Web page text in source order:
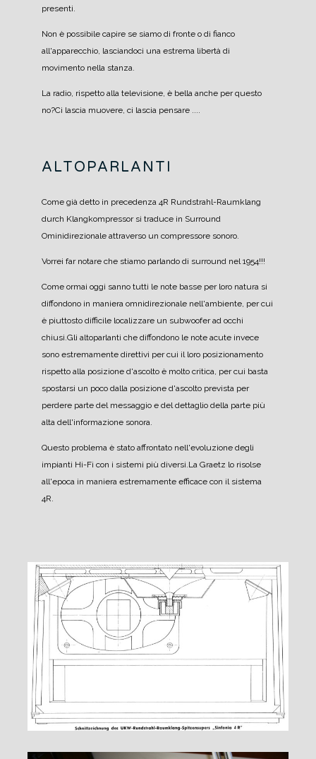
presenti.
Non è possibile capire se siamo di fronte o di fianco
all'apparecchio, lasciandoci una estrema libertà di
movimento nella stanza.
La radio, rispetto alla televisione, è bella anche per questo
no?Ci lascia muovere, ci lascia pensare ....
ALTOPARLANTI
Come già detto in precedenza 4R Rundstrahl-Raumklang
durch Klangkompressor si traduce in Surround
Ominidirezionale attraverso un compressore sonoro.
Vorrei far notare che stiamo parlando di surround nel 1954!!!
Come ormai oggi sanno tutti le note basse per loro natura si
diffondono in maniera omnidirezionale nell'ambiente, per cui
è piuttosto difficile localizzare un subwoofer ad occhi
chiusi. Gli altoparlanti che diffondono le note acute invece
sono estremamente direttivi per cui il loro posizionamento
rispetto alla posizione d'ascolto è molto critica, per cui basta
spostarsi un poco dalla posizione d'ascolto prevista per
perdere parte del messaggio e del dettaglio della parte più
alta dell'informazione sonora.
Questo problema è stato affrontato nell'evoluzione degli
impianti Hi-Fi con i sistemi più diversi. La Graetz lo risolse
all'epoca in maniera estremamente efficace con il sistema
4R.